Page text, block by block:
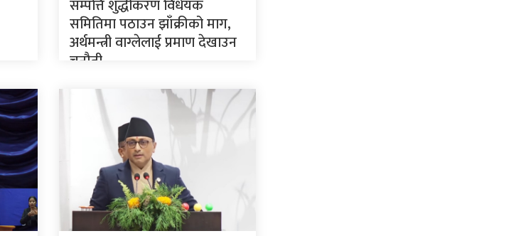
सम्पत्ति शुद्धीकरण विधेयक
समितिमा पठाउन झाँक्रीको माग,
अर्थमन्त्री वाग्लेलाई प्रमाण देखाउन
चुनौती